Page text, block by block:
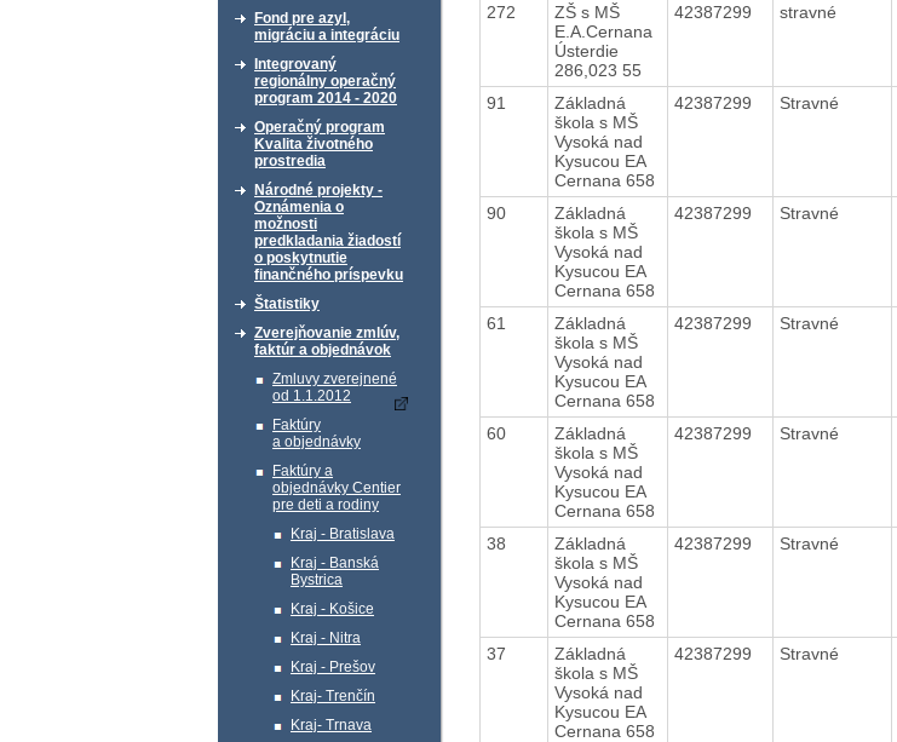
Fond pre azyl,
migráciu a integráciu
Integrovaný
regionálny operačný
program 2014 - 2020
Operačný program
Kvalita životného
prostredia
Národné projekty -
Oznámenia o
možnosti
predkladania žiadostí
o poskytnutie
finančného príspevku
Štatistiky
Zverejňovanie zmlúv,
faktúr a objednávok
Zmluvy zverejnené
od 1.1.2012
Faktúry
a objednávky
Faktúry a
objednávky Centier
pre deti a rodiny
Kraj - Bratislava
Kraj - Banská
Bystrica
Kraj - Košice
Kraj - Nitra
Kraj - Prešov
Kraj- Trenčín
Kraj- Trnava
272
ZŠ s MŠ
E.A.Cernana
Ústerdie
286,023 55
42387299 stravné
91
Základná
škola s MŠ
Vysoká nad
Kysucou EA
Cernana 658
42387299 Stravné
90
Základná
škola s MŠ
Vysoká nad
Kysucou EA
Cernana 658
42387299 Stravné
61
Základná
škola s MŠ
Vysoká nad
Kysucou EA
Cernana 658
42387299 Stravné
60
Základná
škola s MŠ
Vysoká nad
Kysucou EA
Cernana 658
42387299 Stravné
38
Základná
škola s MŠ
Vysoká nad
Kysucou EA
Cernana 658
42387299 Stravné
37
Základná
škola s MŠ
Vysoká nad
Kysucou EA
Cernana 658
42387299 Stravné